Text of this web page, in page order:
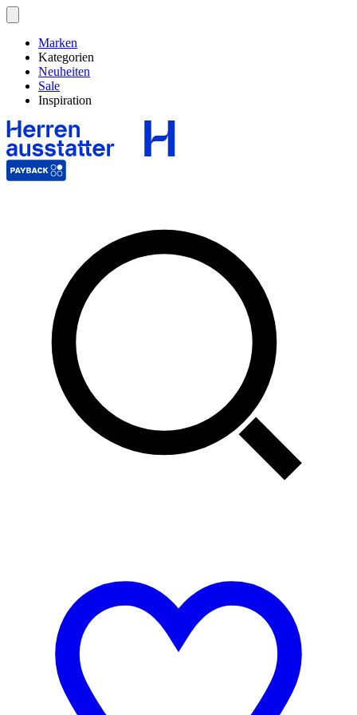
Marken
Kategorien
Neuheiten
Sale
Inspiration